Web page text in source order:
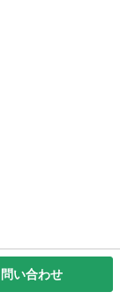
問い合わせ